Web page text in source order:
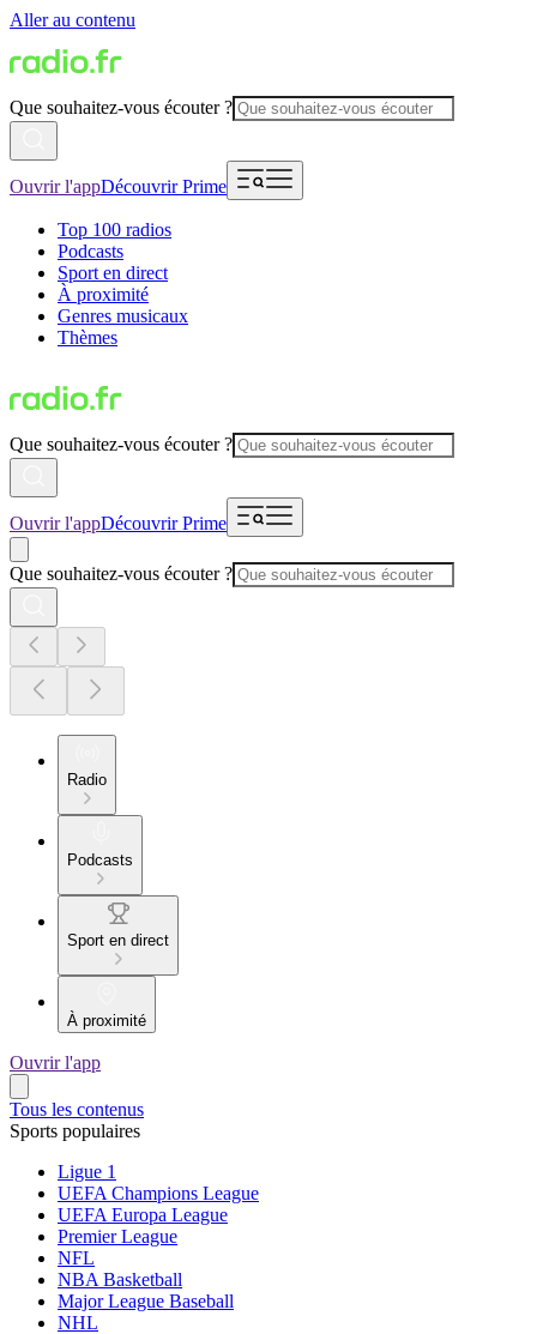
Aller au contenu
Que souhaitez-vous écouter ?
Ouvrir l'appDécouvrir Prime
Top 100 radios
Podcasts
Sport en direct
À proximité
Genres musicaux
Thèmes
Que souhaitez-vous écouter ?
Ouvrir l'appDécouvrir Prime
Que souhaitez-vous écouter ?
Radio
Podcasts
Sport en direct
À proximité
Ouvrir l'app
Tous les contenus
Sports populaires
Ligue 1
UEFA Champions League
UEFA Europa League
Premier League
NFL
NBA Basketball
Major League Baseball
NHL